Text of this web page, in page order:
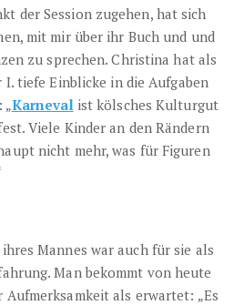
der Session zugehen, hat sich
mit mir über ihr Buch und und
zu sprechen. Christina hat als
I. tiefe Einblicke in die Aufgaben
„Karneval ist kölsches Kulturgut
Viele Kinder an den Rändern
nicht mehr, was für Figuren
Mannes war auch für sie als
Man bekommt von heute
als erwartet: „Es